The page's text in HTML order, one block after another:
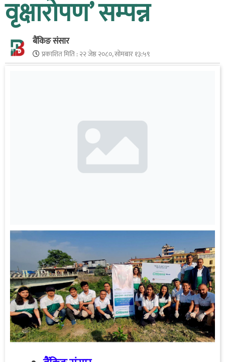
वृक्षारोपण’ सम्पन्न
बैंकिङ संसार
प्रकाशित मिति :२२ जेष्ठ २०८०, सोमबार १३:५९